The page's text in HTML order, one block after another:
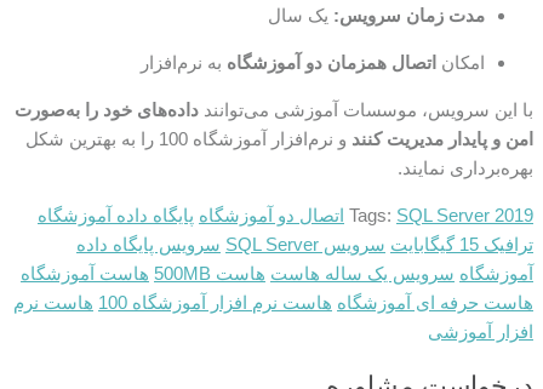
مدت زمان سرویس: یک سال
امکان اتصال همزمان دو آموزشگاه به نرم‌افزار
با این سرویس، موسسات آموزشی می‌توانند داده‌های خود را به‌صورت
امن و پایدار مدیریت کنند
و نرم‌افزار آموزشگاه 100 را به بهترین شکل
بهره‌برداری نمایند.
Tags: SQL Server 2019 اتصال دو آموزشگاه پایگاه داده آموزشگاه
ترافیک 15 گیگابایت
سرویس SQL Server
سرویس پایگاه داده
آموزشگاه سرویس یک ساله هاست هاست 500MB
هاست آموزشگاه
هاست حرفه ای آموزشگاه هاست نرم افزار آموزشگاه 100
هاست نرم
افزار آموزشی